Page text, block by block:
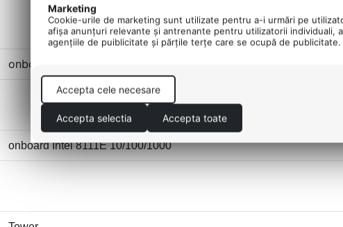
onboard
onboardIntel 8111E 10/100/1000
Marketing
Cookie-urile de marketing sunt utilizate pentru a-i urmări pe
afişa anunţuri relevante şi antrenante pentru utilizatorii individuali,
agenţiile de puiblicitate şi părţile terţe care se ocupă de publicitate.
Accepta cele necesare
Accepta selectia Accepta toate